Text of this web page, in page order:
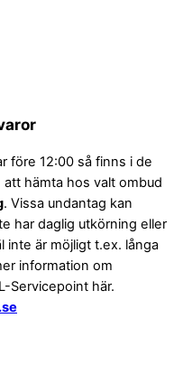
före 12:00 så finns i de
hämta hos valt ombud
. Vissa undantag kan
har daglig utkörning eller
inte är möjligt t.ex. långa
information om
Servicepoint här.